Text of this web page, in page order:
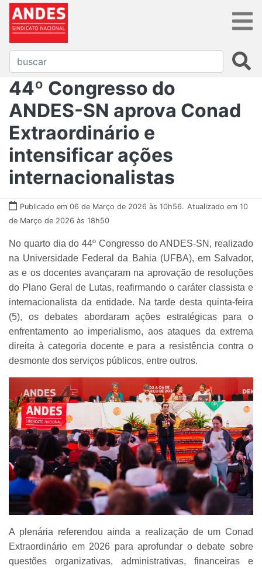
44º Congresso do
ANDES-SN aprova Conad
Extraordinário e
intensificar ações
internacionalistas
Publicado em 06 de Março de 2026 às 10h56. Atualizado em 10
de Março de 2026 às 18h50
No quarto dia do 44º Congresso do ANDES-SN, realizado
na Universidade Federal da Bahia (UFBA), em Salvador,
as e os docentes avançaram na aprovação de resoluções
do Plano Geral de Lutas, reafirmando o caráter classista e
internacionalista da entidade. Na tarde desta quinta-feira
(5), os debates abordaram ações estratégicas para o
enfrentamento ao imperialismo, aos ataques da extrema
direita à categoria docente e para a resistência contra o
desmonte dos serviços públicos, entre outros.
A plenária referendou ainda a realização de um Conad
Extraordinário em 2026 para aprofundar o debate sobre
questões organizativas, administrativas, financeiras e